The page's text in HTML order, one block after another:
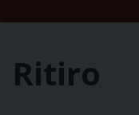
Ritiro